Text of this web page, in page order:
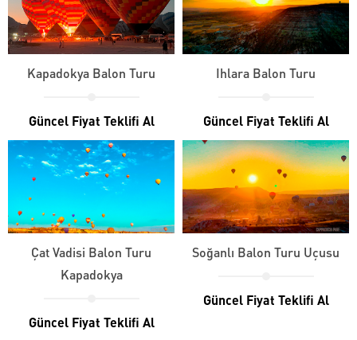
Kapadokya Balon Turu
Güncel Fiyat Teklifi Al
Ihlara Balon Turu
Güncel Fiyat Teklifi Al
Çat Vadisi Balon Turu
Kapadokya
Güncel Fiyat Teklifi Al
Soğanlı Balon Turu Uçusu
Güncel Fiyat Teklifi Al